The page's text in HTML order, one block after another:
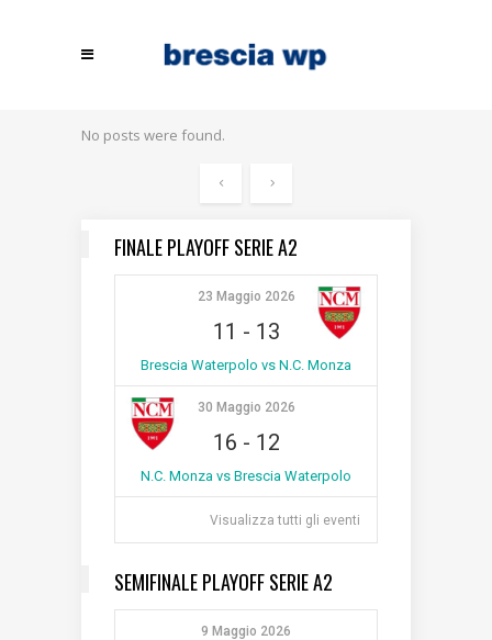
No posts were found.
FINALE PLAYOFF SERIE A2
23 Maggio 2026
11 - 13
Brescia Waterpolo vs N.C. Monza
30 Maggio 2026
16 - 12
N.C. Monza vs Brescia Waterpolo
Visualizza tutti gli eventi
SEMIFINALE PLAYOFF SERIE A2
9 Maggio 2026